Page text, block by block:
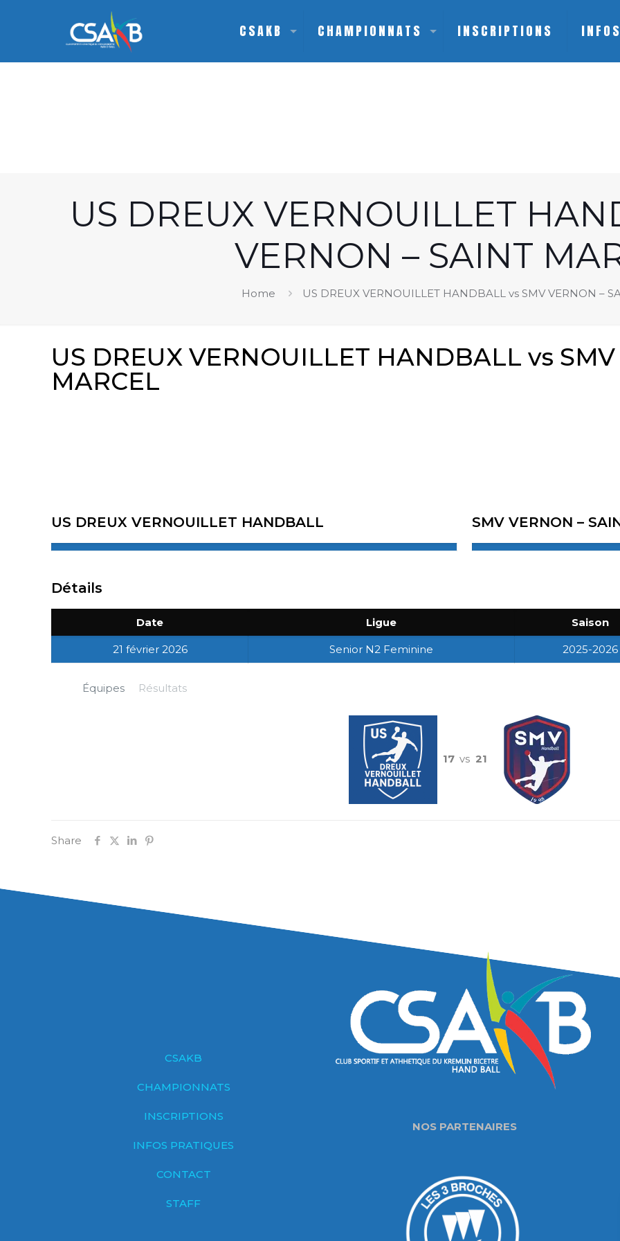
CSAKB CHAMPIONNATS INSCRIPTIONS
US DREUX VERNOUILLET
VERNON – SAINT
Home US DREUX VERNOUILLET HANDBALL vs SMV VERNON –
US DREUX VERNOUILLET HANDBALL vs
MARCEL
US DREUX VERNOUILLET HANDBALL SMV VERNON –
Détails
Date Ligue Saison
21 février 2026 Senior N2 Feminine 2025-2026
Équipes Résultats
17 vs 21
Share
CSAKB
CHAMPIONNATS
INSCRIPTIONS
INFOS PRATIQUES
CONTACT
STAFF
NOS PARTENAIRES